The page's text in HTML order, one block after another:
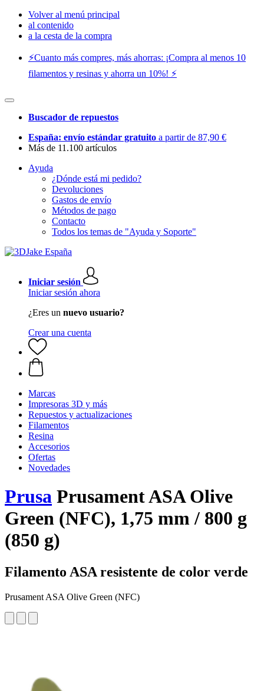
Volver al menú principal
al contenido
a la cesta de la compra
⚡️Cuanto más compres, más ahorras: ¡Compra al menos 10
filamentos y resinas y ahorra un 10%! ⚡️
Buscador de repuestos
España: envío estándar gratuito a partir de 87,90 €
Más de 11.100 artículos
Ayuda
¿Dónde está mi pedido?
Devoluciones
Gastos de envío
Métodos de pago
Contacto
Todos los temas de "Ayuda y Soporte"
Iniciar sesión
Iniciar sesión ahora
¿Eres un nuevo usuario?
Crear una cuenta
Marcas
Impresoras 3D y más
Repuestos y actualizaciones
Filamentos
Resina
Accesorios
Ofertas
Novedades
Prusa Prusament ASA Olive
Green (NFC), 1,75 mm / 800 g
(850 g)
Filamento ASA resistente de color verde
Prusament ASA Olive Green (NFC)